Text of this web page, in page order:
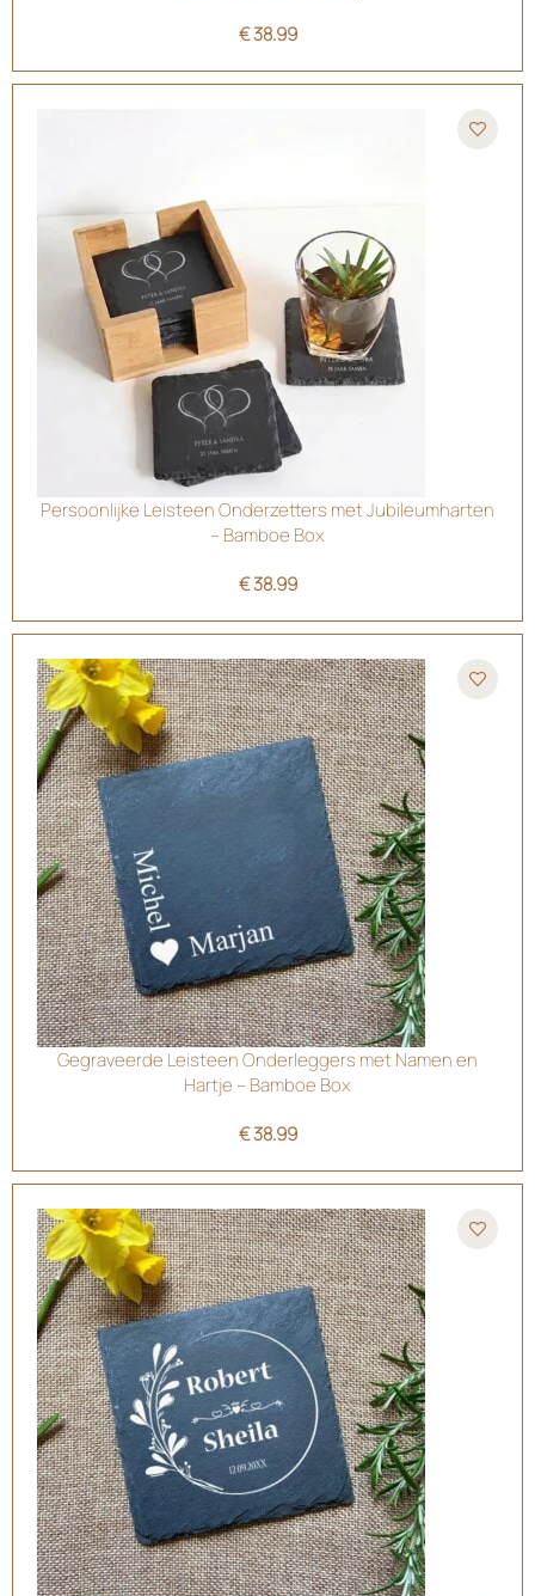
€38.99
Persoonlijke Leisteen Onderzetters met Jubileumharten
– Bamboe Box
€38.99
Gegraveerde Leisteen Onderleggers met Namen en
Hartje – Bamboe Box
€38.99